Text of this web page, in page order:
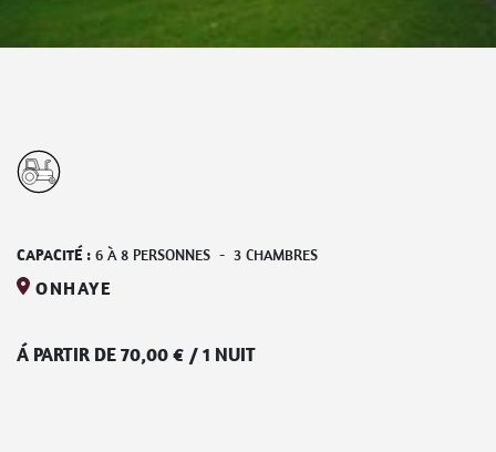
CAPACITÉ : 6 À8 PERSONNES - 3 CHAMBRES
ONHAYE
Á PARTIR DE70,00€ /1 NUIT